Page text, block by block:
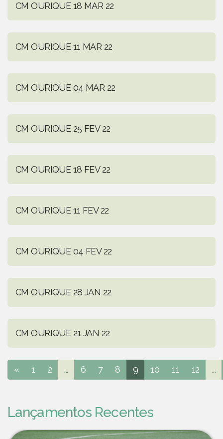
CM OURIQUE 18 MAR 22
CM OURIQUE 11 MAR 22
CM OURIQUE 04 MAR 22
CM OURIQUE 25 FEV 22
CM OURIQUE 18 FEV 22
CM OURIQUE 11 FEV 22
CM OURIQUE 04 FEV 22
CM OURIQUE 28 JAN 22
CM OURIQUE 21 JAN 22
« 1 2 ... 6 7 8 9 10 11 12 ...
Lançamentos Recentes